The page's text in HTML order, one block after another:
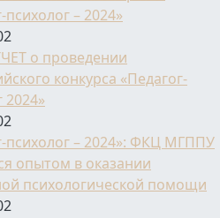
психолог – 2024»
о проведении
конкурса «Педагог-
2024»
психолог – 2024»: ФКЦ МГППУ
опытом в оказании
психологической помощи